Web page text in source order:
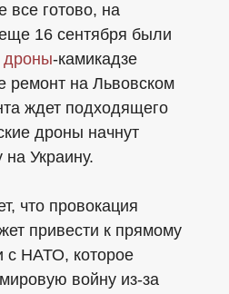
все готово, на
16 сентября были
дроны-камикадзе
ремонт на Львовском
ждет подходящего
дроны начнут
Украину.
что провокация
привести к прямому
с НАТО, которое
войну из-за